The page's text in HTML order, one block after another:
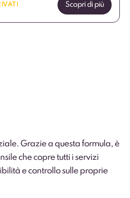
Scopri di più
Grazie a questa formula, è
che copre tutti i servizi
e controllo sulle proprie